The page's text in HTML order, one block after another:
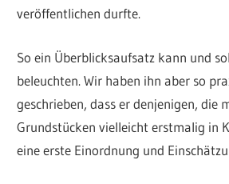
veröffentlichen durfte.
So ein Überblicksaufsatz kann und
beleuchten. Wir haben ihn aber so
geschrieben, dass er denjenigen, die
Grundstücken vielleicht erstmalig in
eine erste Einordnung und